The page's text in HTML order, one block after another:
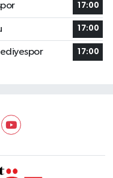
17:00
17:00
17:00